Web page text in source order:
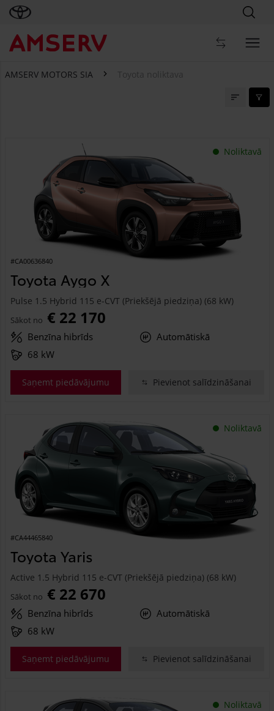
AMSERV MOTORS SIA Toyota noliktava
Noliktavā
#CA00636840
Toyota Aygo X
Pulse 1.5 Hybrid 115 e-CVT (Priekšējā piedziņa) (68 kW)
Sākot no € 22 170
Benzīna hibrīds
Automātiskā
68 kW
Saņemt piedāvājumu Pievienot salīdzināšanai
Noliktavā
#CA44465840
Toyota Yaris
Active 1.5 Hybrid 115 e-CVT (Priekšējā piedziņa) (68 kW)
Sākot no € 22 670
Benzīna hibrīds
Automātiskā
68 kW
Saņemt piedāvājumu Pievienot salīdzināšanai
Noliktavā